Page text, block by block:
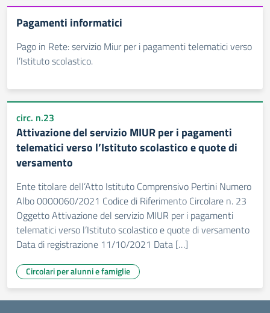
Pagamenti informatici
Pago in Rete: servizio Miur per i pagamenti telematici verso
l’Istituto scolastico.
circ. n.23
Attivazione del servizio MIUR per i pagamenti
telematici verso l’Istituto scolastico e quote di
versamento
Ente titolare dell’Atto Istituto Comprensivo Pertini Numero
Albo 0000060/2021 Codice di Riferimento Circolare n. 23
Oggetto Attivazione del servizio MIUR per i pagamenti
telematici verso l’Istituto scolastico e quote di versamento
Data di registrazione 11/10/2021 Data […]
Circolari per alunni e famiglie